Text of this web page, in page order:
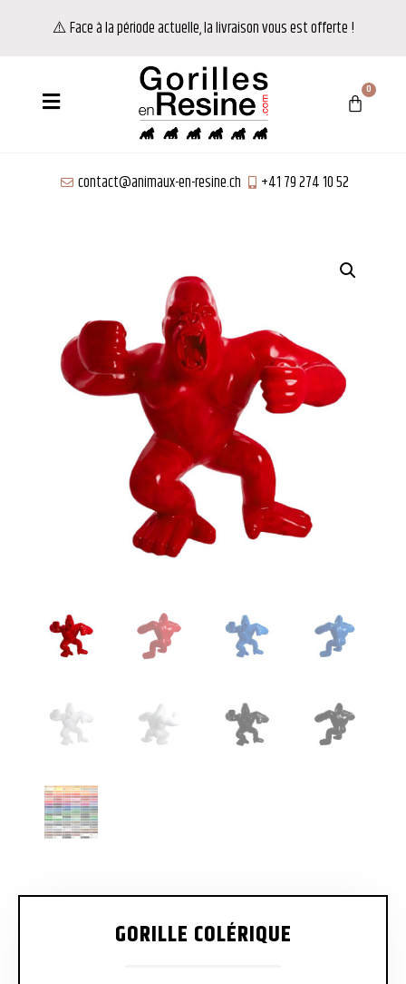
⚠️ Face à la période actuelle, la livraison vous est offerte !
contact@animaux-en-resine.ch +41 79 274 10 52
GORILLE COLÉRIQUE